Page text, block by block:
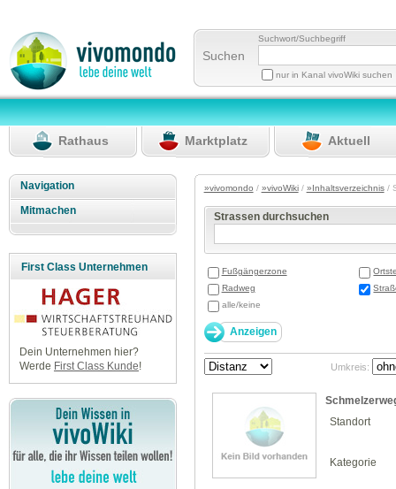
Suchen
Suchwort/Suchbegriff
nur in Kanal vivoWiki suchen
Rathaus Marktplatz Aktuell
Navigation
Mitmachen
First Class Unternehmen
Dein Unternehmen hier?
Werde First Class Kunde!
»vivomondo / »vivoWiki/ »Inhaltsverzeichnis/
Strassen durchsuchen
Fußgängerzone
Radweg
alle/keine
Umkreis:
Standort
Kategorie